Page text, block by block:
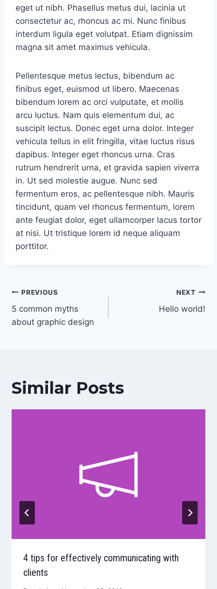
eget ut nibh. Phasellus metus dui, lacinia ut
consectetur ac, rhoncus ac mi. Nunc finibus
interdum ligula eget volutpat. Etiam dignissim
magna sit amet maximus vehicula.
Pellentesque metus lectus, bibendum ac
finibus eget, euismod ut libero. Maecenas
bibendum lorem ac orci vulputate, et mollis
arcu luctus. Nam quis elementum dui, ac
suscipit lectus. Donec eget urna dolor. Integer
vehicula tellus in elit fringilla, vitae luctus risus
dapibus. Integer eget rhoncus urna. Cras
rutrum hendrerit urna, et gravida sapien viverra
in. Ut sed molestie augue. Nunc sed
fermentum eros, ac pellentesque nibh. Mauris
tincidunt, quam vel rhoncus fermentum, lorem
ante feugiat dolor, eget ullamcorper lacus tortor
at nisi. Ut tristique lorem id neque aliquam
porttitor.
Post
navigation
PREVIOUS
5 common myths
about graphic design
NEXT
Hello world!
Similar Posts
4 tips for effectively communicating with
clients